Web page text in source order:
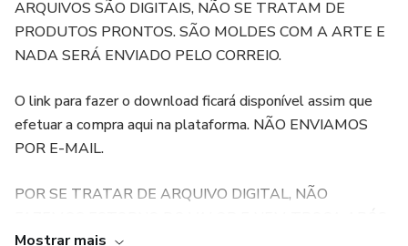
ARQUIVOS SÃO DIGITAIS, NÃO SE TRATAM DE
PRODUTOS PRONTOS. SÃO MOLDES COM A ARTE E
NADA SERÁ ENVIADO PELO CORREIO.
O link para fazer o download ficará disponível assim que
efetuar a compra aqui na plataforma. NÃO ENVIAMOS
POR E-MAIL.
POR SE TRATAR DE ARQUIVO DIGITAL, NÃO
O ENVIO DO PRODUTO.
Mostrar mais